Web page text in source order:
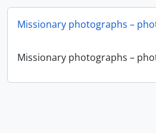
Missionary photographs –
Missionary photographs –